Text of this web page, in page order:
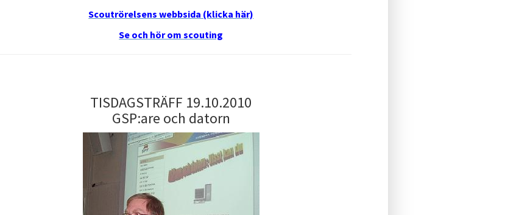
Scoutrörelsens webbsida (klicka här)
Se och hör om scouting
TISDAGSTRÄFF 19.10.2010
GSP:are och datorn